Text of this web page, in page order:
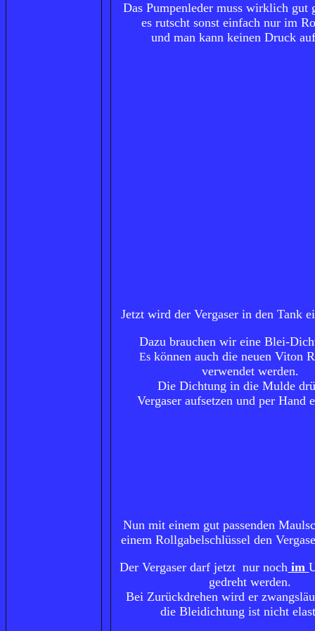
Das Pumpenleder muss wirklich gut
es rutscht sonst einfach nur im
und man kann keinen Druck
Jetzt wird der Vergaser in den Tank
Dazu brauchen wir eine Blei-
Es können auch die neuen Viton
verwendet werden.
Die Dichtung in die Mulde
Vergaser aufsetzen und per Hand
Nun mit einem gut passenden
einem Rollgabelschlüssel den
Der Vergaser darf jetzt nur noch im
gedreht werden.
Bei Zurückdrehen wird er
die Bleidichtung ist nicht